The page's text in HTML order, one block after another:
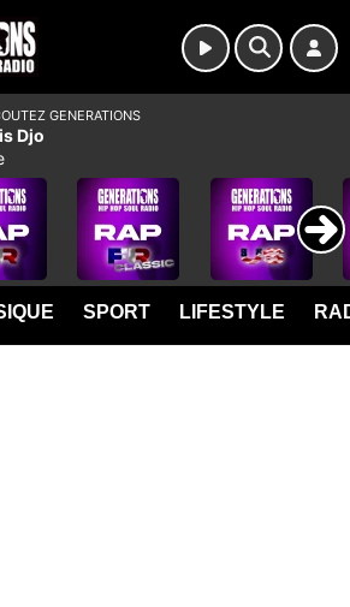
SPORT LIFESTYLE
GENERATIONS
Djo